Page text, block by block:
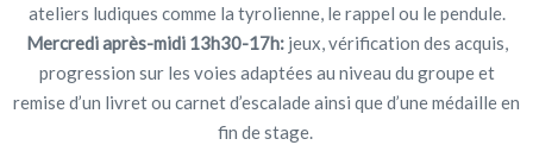
ateliers ludiques comme la tyrolienne, le rappel ou le pendule.
Mercredi après-midi 13h30-17h:jeux, vérification des acquis,
progression sur les voies adaptées au niveau du groupe et
remise d’un livret ou carnet d’escalade ainsi que d’une médaille en
fin de stage.